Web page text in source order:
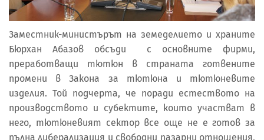
Заместник-министърът на земеделието и храните
Бюрхан Абазов обсъди с основните фирми,
преработващи тютюн в страната готвените
промени в Закона за тютюна и тютюневите
изделия. Той подчерта, че поради естеството на
производството и субектите, които участват в
него, тютюневият сектор все още не е готов за
пълна либерализация и свободни пазарни отношения,